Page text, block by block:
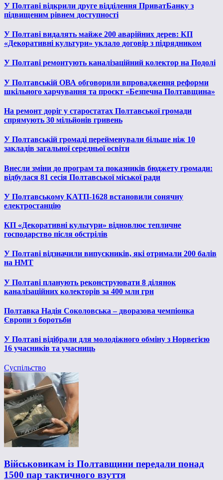
У Полтаві відкрили друге відділення ПриватБанку з
підвищеним рівнем доступності
У Полтаві видалять майже 200 аварійних дерев: КП
«Декоративні культури» уклало договір з підрядником
У Полтаві ремонтують каналізаційний колектор на Подолі
У Полтавській ОВА обговорили впровадження реформи
шкільного харчування та проєкт «Безпечна Полтавщина»
На ремонт доріг у старостатах Полтавської громади
спрямують 30 мільйонів гривень
У Полтавській громаді перейменували більше ніж 10
закладів загальної середньої освіти
Внесли зміни до програм та показників бюджету громади:
відбулася 81 сесія Полтавської міської ради
У Полтавському КАТП-1628 встановили сонячну
електростанцію
КП «Декоративні культури» відновлює тепличне
господарство після обстрілів
У Полтаві відзначили випускників, які отримали 200 балів
на НМТ
У Полтаві планують реконструювати 8 ділянок
каналізаційних колекторів за 400 млн грн
Полтавка Надія Соколовська – дворазова чемпіонка
Європи з боротьби
У Полтаві відібрали для молодіжного обміну з Норвегією
16 учасників та учасниць
Суспільство
Військовикам із Полтавщини передали понад
1500 пар тактичного взуття